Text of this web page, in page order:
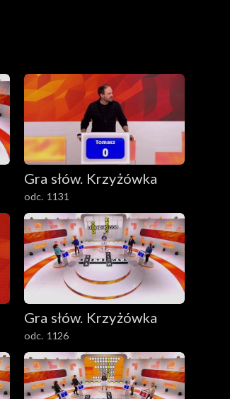
Gra słów. Krzyżówka
odc. 1131
Gra słów. Krzyżówka
odc. 1126